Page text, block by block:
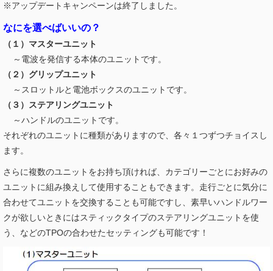
※アップデートキャンペーンは終了しました。
なにを選べばいいの？
（１）マスターユニット
～電波を発信する本体のユニットです。
（２）グリップユニット
～スロットルと電池ボックスのユニットです。
（３）ステアリングユニット
～ハンドルのユニットです。
それぞれのユニットに種類がありますので、各々１つずつチョイスし
ます。
さらに複数のユニットをお持ち頂ければ、カテゴリーごとにお好みの
ユニットに組み換えして使用することもできます。走行ごとに気分に
合わせてユニットを交換することも可能ですし、素早いハンドルワー
クが欲しいときにはスティックタイプのステアリングユニットを使
う、などのTPOの合わせたセッティングも可能です！